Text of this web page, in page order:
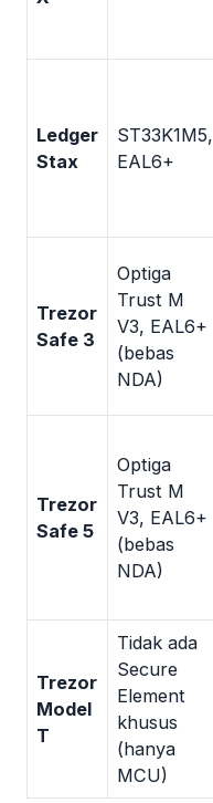
Ledger
Stax
ST33K1M5,
EAL6+
Trezor
Safe 3
Optiga
Trust M
V3, EAL6+
(bebas
NDA)
Trezor
Safe 5
Optiga
Trust M
V3, EAL6+
(bebas
NDA)
Trezor
Model
T
Tidak ada
Secure
Element
khusus
(hanya
MCU)